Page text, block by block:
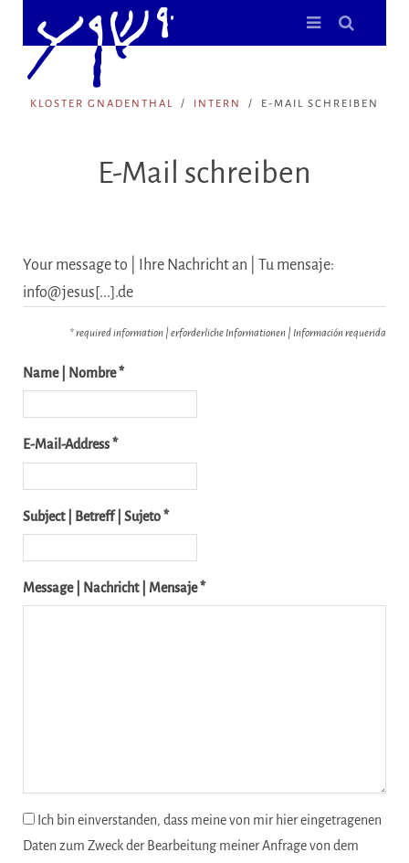
KLOSTER GNADENTHAL INTERN E-MAIL SCHREIBEN
E-Mail schreiben
Your message to | Ihre Nachricht an | Tu mensaje:
info@jesus[...].de
* required information | erforderliche Informationen | Información requerida
Name | Nombre *
E-Mail-Address *
Subject | Betreff | Sujeto *
Message | Nachricht | Mensaje *
Ich bin einverstanden, dass meine von mir hier eingetragenen
Daten zum Zweck der Bearbeitung meiner Anfrage von dem